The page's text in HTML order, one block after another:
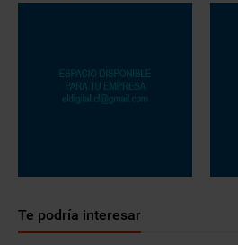
Te podría interesar